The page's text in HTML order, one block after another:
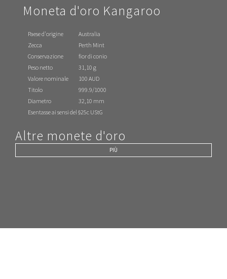
Moneta d'oro Kangaroo
Paese d'origine
Australia
Zecca
Perth Mint
Conservazione
fior di conio
Peso netto
31,10 g
Valore nominale
100 AUD
Titolo
999.9/1000
Diametro
32,10 mm
Esentasse ai sensi del §25c UStG
Altre monete d'oro
PIÙ